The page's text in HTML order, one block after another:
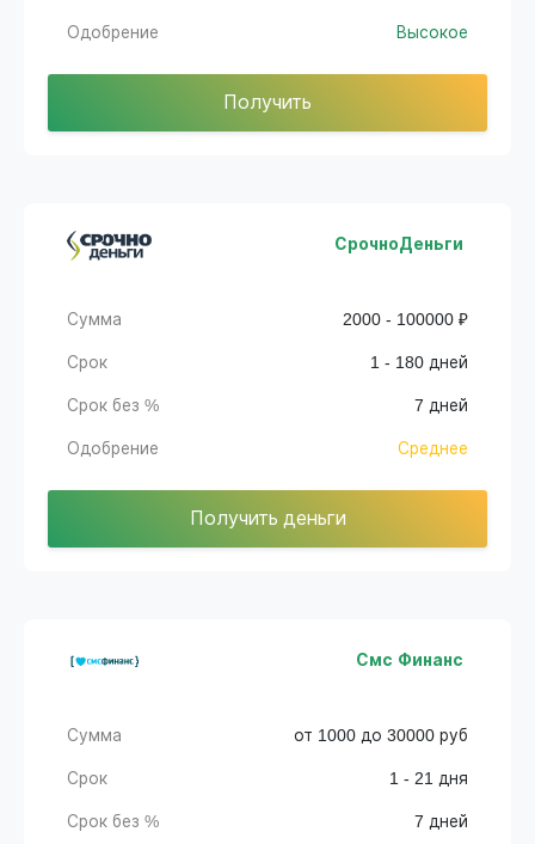
Одобрение Высокое
Получить
СрочноДеньги
Сумма 2000 - 100000 ₽
Срок 1 - 180 дней
Срок без % 7 дней
Одобрение Среднее
Получить деньги
Смс Финанс
Сумма от 1000 до 30000 руб
Срок 1 - 21 дня
Срок без % 7 дней